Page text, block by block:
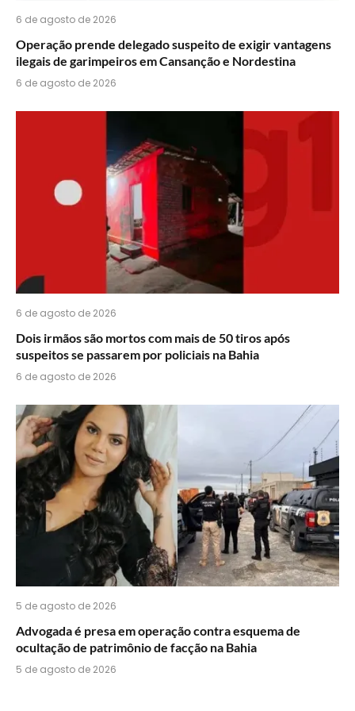
6 de agosto de 2026
Operação prende delegado suspeito de exigir vantagens
ilegais de garimpeiros em Cansanção e Nordestina
6 de agosto de 2026
6 de agosto de 2026
Dois irmãos são mortos com mais de 50 tiros após
suspeitos se passarem por policiais na Bahia
6 de agosto de 2026
5 de agosto de 2026
Advogada é presa em operação contra esquema de
ocultação de patrimônio de facção na Bahia
5 de agosto de 2026